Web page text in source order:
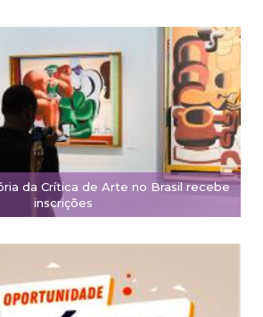
da Crítica de Arte no Brasil recebe
inscrições